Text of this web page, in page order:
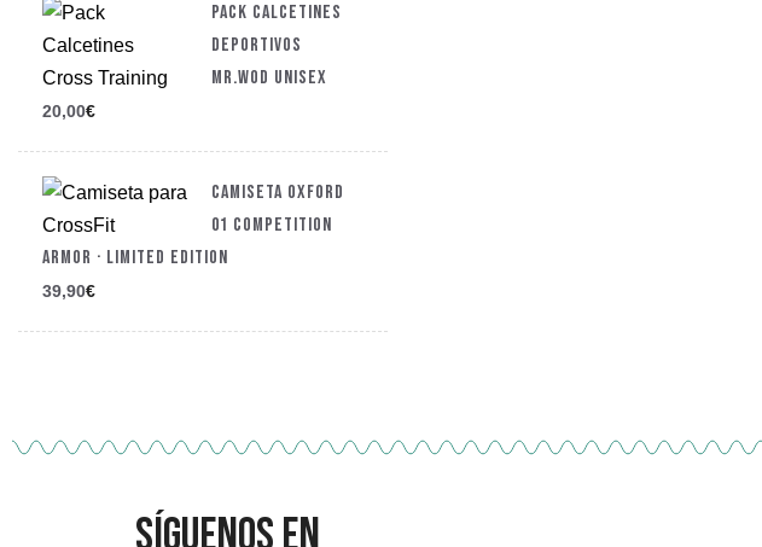
PACK CALCETINES
DEPORTIVOS
MR.WOD UNISEX
20,00€
CAMISETA OXFORD
01 COMPETITION
ARMOR · LIMITED EDITION
39,90€